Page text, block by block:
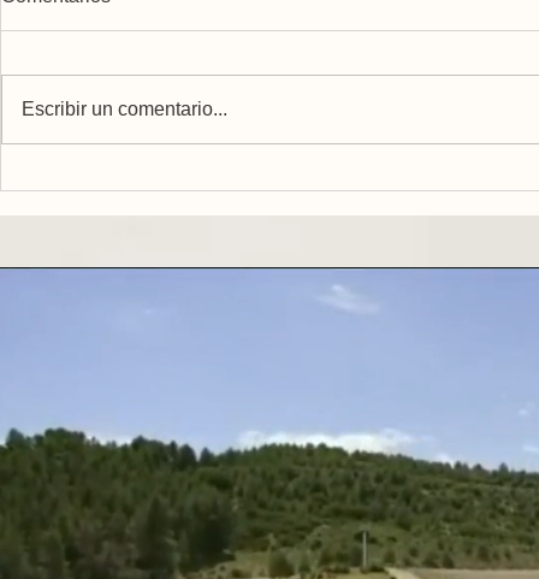
Escribir un comentario...